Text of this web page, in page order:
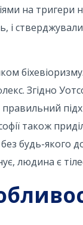
на тригери
і
Згідно
також
будь-якого
людина є